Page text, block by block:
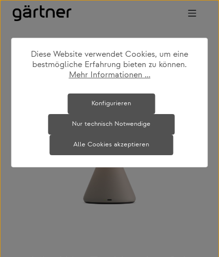
Zum Hauptinhalt springen
shop produkte
leuchten
akkuleuchten - kabelloses licht
Bildergalerie überspringen
Diese Website verwendet Cookies, um eine
bestmögliche Erfahrung bieten zu können.
Mehr Informationen ...
Nur technisch Notwendige
Konfigurieren
Alle Cookies akzeptieren